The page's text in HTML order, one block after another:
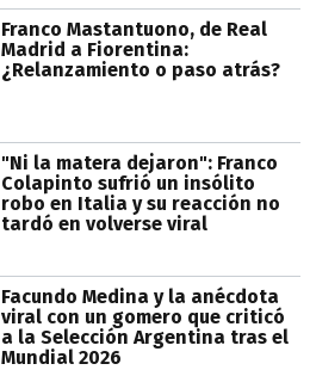
Franco Mastantuono, de Real
Madrid a Fiorentina:
¿Relanzamiento o paso atrás?
"Ni la matera dejaron": Franco
Colapinto sufrió un insólito
robo en Italia y su reacción no
tardó en volverse viral
Facundo Medina y la anécdota
viral con un gomero que criticó
a la Selección Argentina tras el
Mundial 2026